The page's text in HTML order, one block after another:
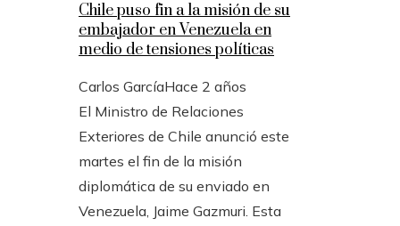
Chile puso fin a la misión de su
embajador en Venezuela en
medio de tensiones políticas
Carlos GarcíaHace 2 años
El Ministro de Relaciones
Exteriores de Chile anunció este
martes el fin de la misión
diplomática de su enviado en
Venezuela, Jaime Gazmuri. Esta